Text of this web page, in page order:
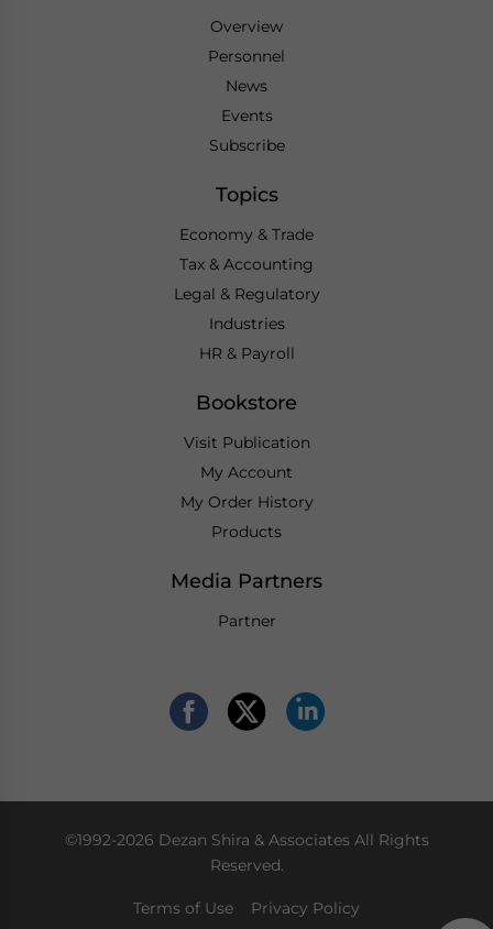
Overview
Personnel
News
Events
Subscribe
Topics
Economy & Trade
Tax & Accounting
Legal & Regulatory
Industries
HR & Payroll
Bookstore
Visit Publication
My Account
My Order History
Products
Media Partners
Partner
©1992-2026 Dezan Shira & Associates All Rights
Reserved.
Terms of Use Privacy Policy